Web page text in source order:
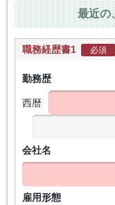
最近の
職務経歴書1 必須
勤務歴
西暦
会社名
雇用形態